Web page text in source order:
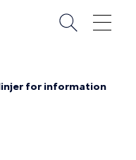
for information